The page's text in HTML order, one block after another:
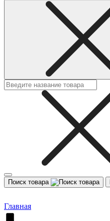
Поиск товара
Главная